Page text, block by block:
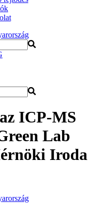
ICP-MS
Lab
Iroda